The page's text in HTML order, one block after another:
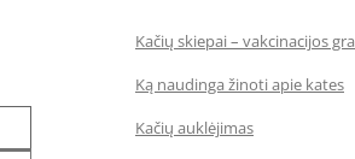
Kačių skiepai – vakcinacijos
Ką naudinga žinoti apie kates
Kačių auklėjimas